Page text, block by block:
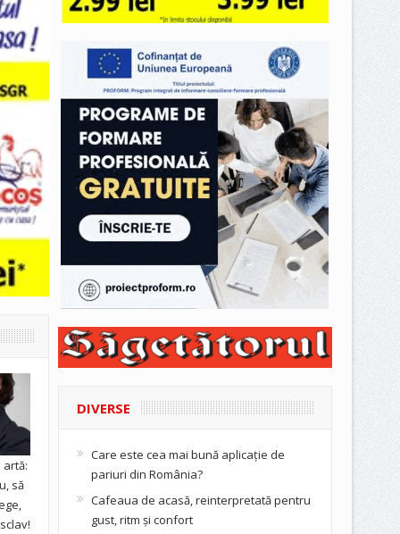
să
DIVERSE
Care este cea mai bună aplicație de
pariuri din România?
Cafeaua de acasă, reinterpretată pentru
gust, ritm și confort